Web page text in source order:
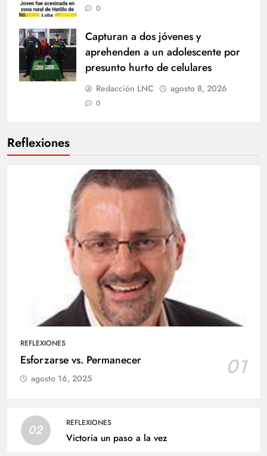
Reflexiones
REFLEXIONES
Esforzarse vs. Permanecer 01
agosto 16, 2025
02 REFLEXIONES
Victoria un paso a la vez
0
Capturan a dos jóvenes y
aprehenden a un adolescente por
presunto hurto de celulares
Redacción LNC agosto 8, 2026
0